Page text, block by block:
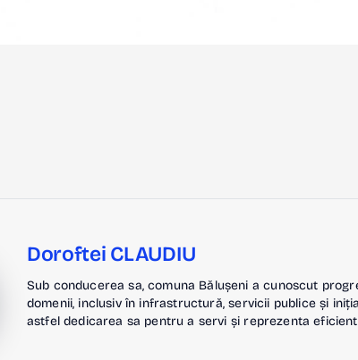
Doroftei CLAUDIU
Sub conducerea sa, comuna Bălușeni a cunoscut
domenii, inclusiv în infrastructură, servicii publice și
astfel dedicarea sa pentru a servi și reprezenta